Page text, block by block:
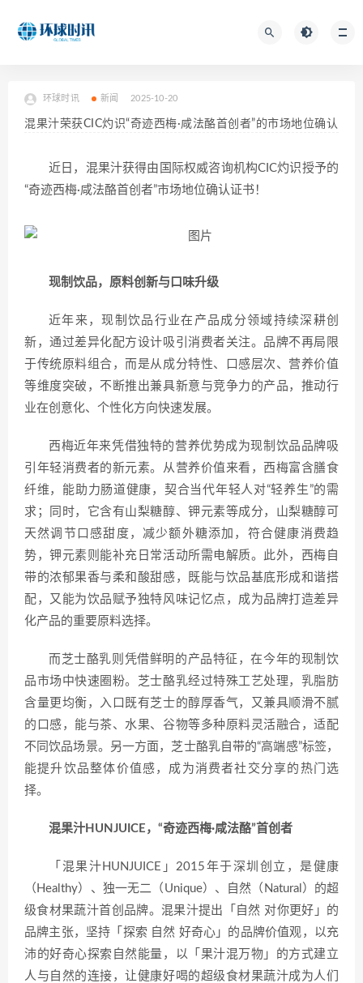
环球时讯 新闻 2025-10-20
混果汁荣获CIC灼识“奇迹西梅·咸法酪首创者”的市场地位确认
近日，混果汁获得由国际权威咨询机构CIC灼识授予的
“奇迹西梅·咸法酪首创者”市场地位确认证书！
现制饮品，原料创新与口味升级
近年来，现制饮品行业在产品成分领域持续深耕创
新，通过差异化配方设计吸引消费者关注。品牌不再局限
于传统原料组合，而是从成分特性、口感层次、营养价值
等维度突破，不断推出兼具新意与竞争力的产品，推动行
业在创意化、个性化方向快速发展。
西梅近年来凭借独特的营养优势成为现制饮品品牌吸
引年轻消费者的新元素。从营养价值来看，西梅富含膳食
纤维，能助力肠道健康，契合当代年轻人对“轻养生”的需
求；同时，它含有山梨糖醇、钾元素等成分，山梨糖醇可
天然调节口感甜度，减少额外糖添加，符合健康消费趋
势，钾元素则能补充日常活动所需电解质。此外，西梅自
带的浓郁果香与柔和酸甜感，既能与饮品基底形成和谐搭
配，又能为饮品赋予独特风味记忆点，成为品牌打造差异
化产品的重要原料选择。
而芝士酪乳则凭借鲜明的产品特征，在今年的现制饮
品市场中快速圈粉。芝士酪乳经过特殊工艺处理，乳脂肪
含量更均衡，入口既有芝士的醇厚香气，又兼具顺滑不腻
的口感，能与茶、水果、谷物等多种原料灵活融合，适配
不同饮品场景。另一方面，芝士酪乳自带的“高端感”标签，
能提升饮品整体价值感，成为消费者社交分享的热门选
择。
混果汁HUNJUICE，“奇迹西梅·咸法酪”首创者
「混果汁HUNJUICE」2015年于深圳创立，是健康
（Healthy）、独一无二（Unique）、自然（Natural）的超
级食材果蔬汁首创品牌。混果汁提出「自然 对你更好」的
品牌主张，坚持「探索 自然 好奇心」的品牌价值观，以充
沛的好奇心探索自然能量，以「果汁混万物」的方式建立
人与自然的连接，让健康好喝的超级食材果蔬汁成为人们